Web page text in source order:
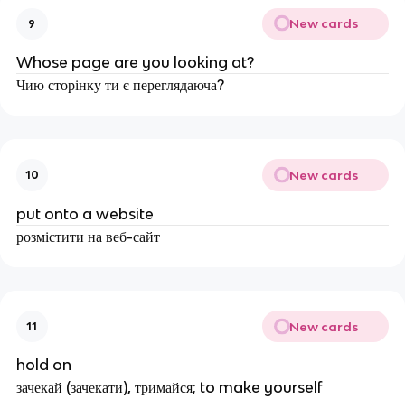
9 New cards
Whose page are you looking at?
Чию сторінку ти є переглядаюча?
10 New cards
put onto a website
розмістити на веб-сайт
11 New cards
hold on
зачекай (зачекати), тримайся; to make yourself